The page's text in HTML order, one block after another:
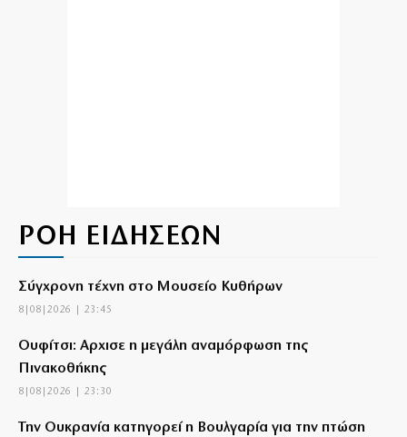
ΡΟΗ ΕΙΔΗΣΕΩΝ
Σύγχρονη τέχνη στο Μουσείο Κυθήρων
8|08|2026 | 23:45
Ουφίτσι: Αρχισε η μεγάλη αναμόρφωση της
Πινακοθήκης
8|08|2026 | 23:30
Την Ουκρανία κατηγορεί η Βουλγαρία για την πτώση